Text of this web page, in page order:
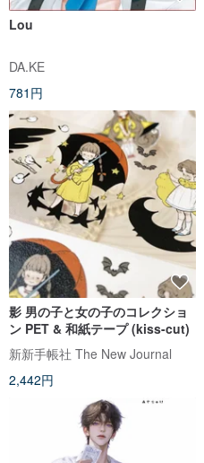
Lou
DA.KE
781円
影 男の子と女の子のコレクショ
ン PET & 和紙テープ (kiss-cut)
新新手帳社 The New Journal
2,442円